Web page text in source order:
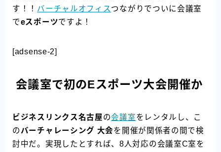
す！！ バーチャルオフィス つながりでついに会議室
でeスポーツですよ！
[adsense-2]
会議室で初のEスポーツ大会開催か
ビジネスリンクス名古屋の会議室をレンタルし、こ
の バーチャレーシング 大会を開催が関係者の間で検
討中だ。実現したとすれば、8人対応の会議室C室を